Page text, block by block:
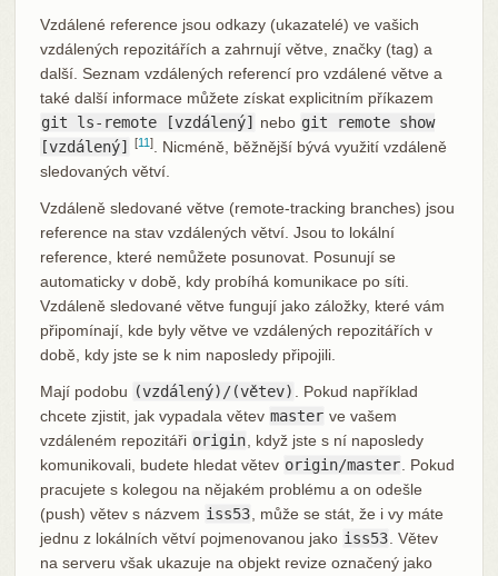
Vzdálené reference jsou odkazy (ukazatelé) ve vašich
vzdálených repozitářích a zahrnují větve, značky (tag) a
další. Seznam vzdálených referencí pro vzdálené větve a
také další informace můžete získat explicitním příkazem
git ls-remote [vzdálený]
nebo git remote show
[vzdálený]
[11]. Nicméně, běžnější bývá využití vzdáleně
sledovaných větví.
Vzdáleně sledované větve (remote-tracking branches) jsou
reference na stav vzdálených větví. Jsou to lokální
reference, které nemůžete posunovat. Posunují se
automaticky v době, kdy probíhá komunikace po síti.
Vzdáleně sledované větve fungují jako záložky, které vám
připomínají, kde byly větve ve vzdálených repozitářích v
době, kdy jste se k nim naposledy připojili.
Mají podobu (vzdálený)/(větev)
. Pokud například
chcete zjistit, jak vypadala větev master ve vašem
vzdáleném repozitáři origin , když jste s ní naposledy
komunikovali, budete hledat větev origin/master . Pokud
pracujete s kolegou na nějakém problému a on odešle
(push) větev s názvem iss53 , může se stát, že i vy máte
jednu z lokálních větví pojmenovanou jako iss53 . Větev
na serveru však ukazuje na objekt revize označený jako